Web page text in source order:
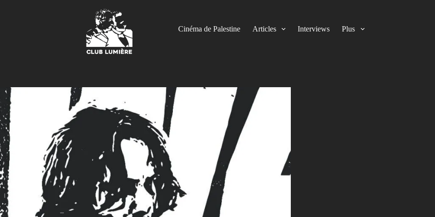
Cinéma de Palestine Articles Interviews Plus